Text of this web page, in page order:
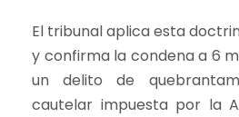
El tribunal aplica esta
y confirma la condena a 6
un delito de
cautelar impuesta por la